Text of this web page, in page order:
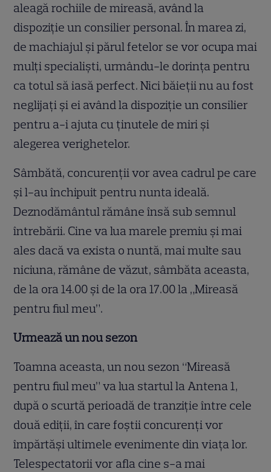
aleagă rochiile de mireasă, având la
dispoziţie un consilier personal. În marea zi,
de machiajul şi părul fetelor se vor ocupa mai
mulţi specialişti, urmându-le dorinţa pentru
ca totul să iasă perfect. Nici băieţii nu au fost
neglijaţi şi ei având la dispoziţie un consilier
pentru a-i ajuta cu ţinutele de miri şi
alegerea verighetelor.
Sâmbătă, concurenţii vor avea cadrul pe care
şi l-au închipuit pentru nunta ideală.
Deznodământul rămâne însă sub semnul
întrebării. Cine va lua marele premiu şi mai
ales dacă va exista o nuntă, mai multe sau
niciuna, rămâne de văzut, sâmbăta aceasta,
de la ora 14.00 şi de la ora 17.00 la „Mireasă
pentru fiul meu”.
Urmează un nou sezon
Toamna aceasta, un nou sezon “Mireasă
pentru fiul meu” va lua startul la Antena 1,
după o scurtă perioadă de tranziţie între cele
două ediţii, în care foştii concurenţi vor
împărtăşi ultimele evenimente din viaţa lor.
Telespectatorii vor afla cine s-a mai